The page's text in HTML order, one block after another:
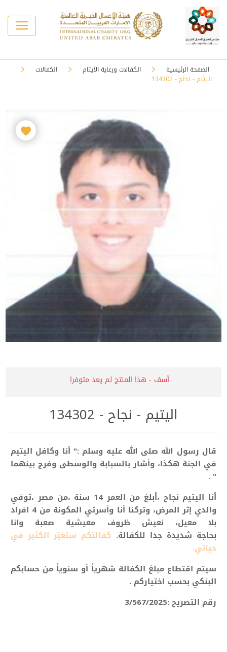
الصفحة الرئيسية الكفالات ورعاية الأيتام
الكفالات
اليتيم - نجاح - 134302
آسف - هذا المنتج لم يعد متوفرا
اليتيم - نجاح - 134302
قال رسول الله صلى الله عليه وسلم :" أنا وكافل اليتيم
في الجنة هكذا، وأشار بالسبابة والوسطى وفرج بينهما
" .
أنا اليتيم نجاح ،أبلغ من العمر 14
سنة ،من مصر ،توفي
والدي إثر المرض، وتركنا أنا وأسرتي المكونة من 4 افراد
بلا معيل، نعيش ظروف معيشية صعبة وانا
بحاجة شديدة جدا للكفالة. كفالتكم ستغيّر الكثير في
حياتي.
سيتم اقتطاع مبلغ الكفالة شهرياً أو سنوياً من حسابكم
البنكي بحسب اختياركم .
رقم التصريح :3/567/2025